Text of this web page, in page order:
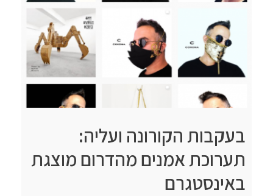
בעקבות הקורונה ועליה:
תערוכת אמנים מהדרום מוצגת
באינסטגרם